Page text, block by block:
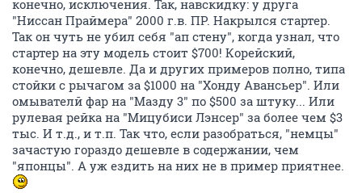
непонятными корнями. Отличительная черта
японских машин - именно ДОРОГИЕ запчасти. Есть,
конечно, исключения. Так, навскидку: у друга
"Ниссан Праймера" 2000 г.в. ПР. Накрылся стартер.
Так он чуть не убил себя "ап стену", когда узнал, что
стартер на эту модель стоит $700! Корейский,
конечно, дешевле. Да и других примеров полно, типа
стойки с рычагом за $1000 на "Хонду Авансьер". Или
омывателй фар на "Мазду 3" по $500 за штуку... Или
рулевая рейка на "Мицубиси Лэнсер" за более чем $3
тыс. И т.д., и т.п. Так что, если разобраться, "немцы"
зачастую гораздо дешевле в содержании, чем